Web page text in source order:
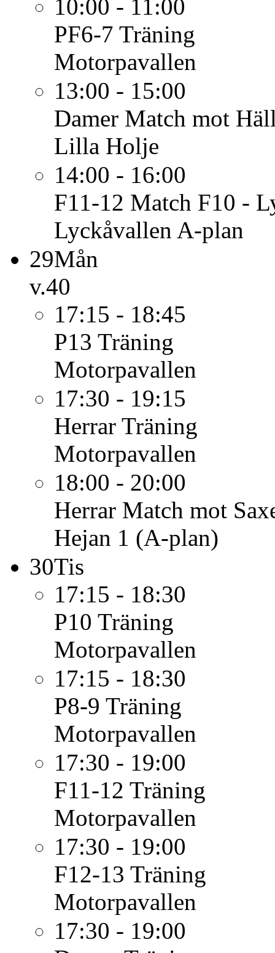
10:00 - 11:00
PF6-7 Träning
Motorpavallen
13:00 - 15:00
Damer Match mot
Lilla Holje
14:00 - 16:00
F11-12 Match F10 -
Lyckåvallen A-plan
29Mån
v.40
17:15 - 18:45
P13 Träning
Motorpavallen
17:30 - 19:15
Herrar Träning
Motorpavallen
18:00 - 20:00
Herrar Match mot
Hejan 1 (A-plan)
30Tis
17:15 - 18:30
P10 Träning
Motorpavallen
17:15 - 18:30
P8-9 Träning
Motorpavallen
17:30 - 19:00
F11-12 Träning
Motorpavallen
17:30 - 19:00
F12-13 Träning
Motorpavallen
17:30 - 19:00